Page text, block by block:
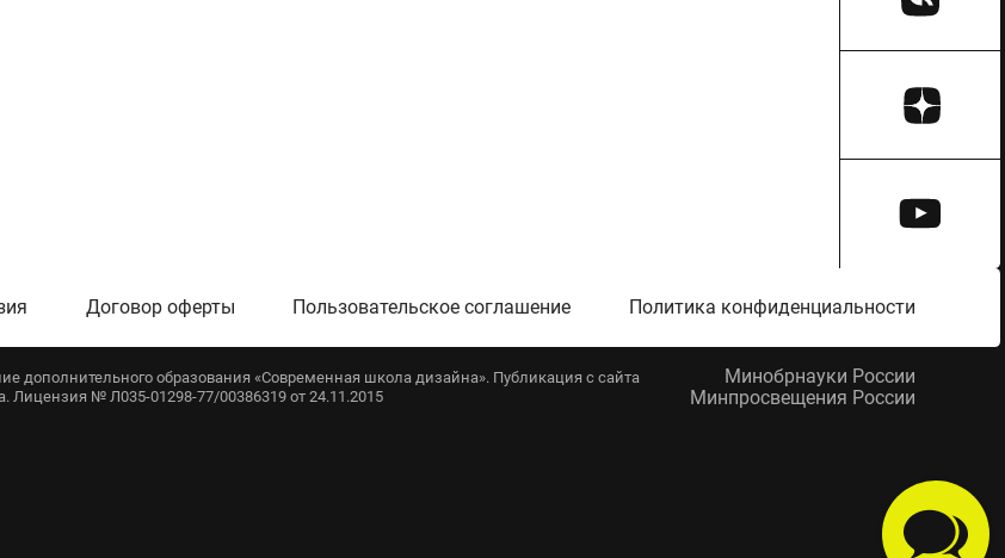
Договор оферты Пользовательское соглашение Политика конфиденциальности
дополнительного образования «Современная школа дизайна». Публикация с сайта
Лицензия № Л035-01298-77/00386319 от 24.11.2015
Минобрнауки России
Минпросвещения России